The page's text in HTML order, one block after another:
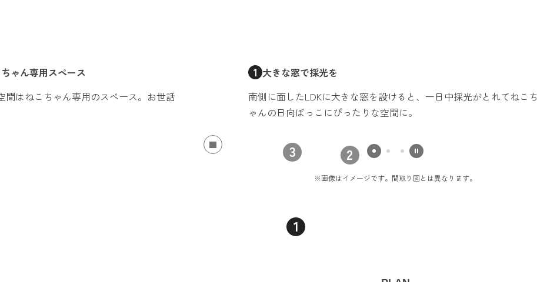
1
2
3
ゃん専用スペース
間はねこちゃん専用のスペース。お世話
1 大きな窓で採光を
南側に面したLDKに大きな窓を設けると、一日中採光がとれてねこち
ゃんの日向ぼっこにぴったりな空間に。
※画像はイメージです。間取り図とは異なります。